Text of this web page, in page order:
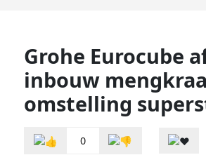
Grohe Eurocube
inbouw
omstelling
0